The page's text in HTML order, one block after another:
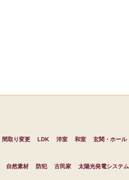
間取り変更 LDK 洋室 和室 玄関・ホール
自然素材 防犯 古民家
太陽光発電システム